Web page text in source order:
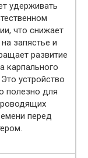
удерживать
что снижает
на запястье и
развитие
карпального
устройство
полезно для
перед